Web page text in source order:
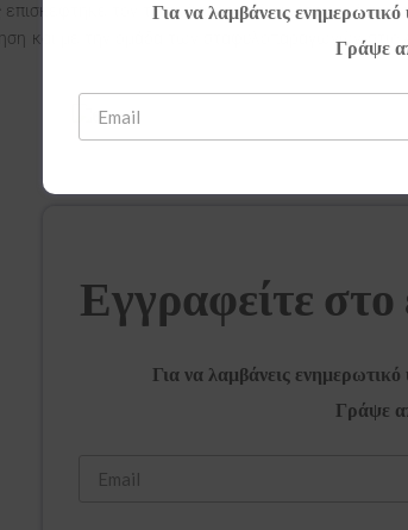
τον τοπικό αγροτικό οικοτεχνικό
και με την ομάδα των σταφυλοπαραγωγών
Εγγραφείτε στο
Για να λαμβάνεις ενημερωτικό
Γράψε
Για να λαμβάνεις ενημερωτικό
Γράψε